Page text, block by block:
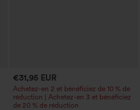
€31,95 EUR
Achetez-en 2 et bénéficiez de 10 % de
réduction | Achetez-en 3 et bénéficiez
de 20 % de réduction